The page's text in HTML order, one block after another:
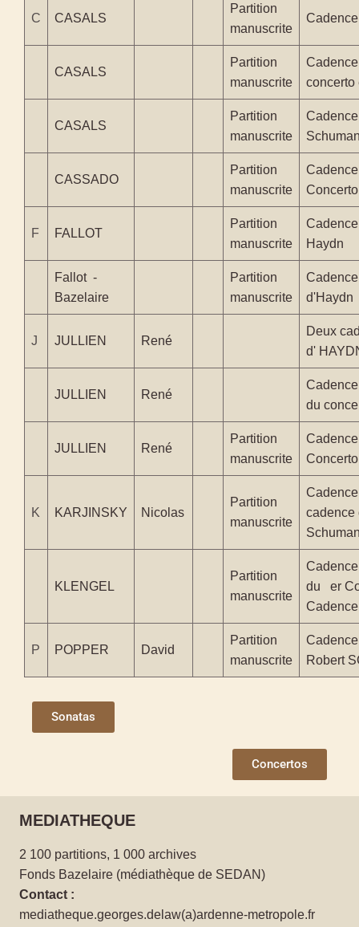
C CASALS
Partition
manuscrite
CASALS
Partition
manuscrite
concerto
CASALS
Partition
manuscrite
CASSADO
Partition
manuscrite
F FALLOT
Partition
manuscrite
Haydn
Fallot -
Bazelaire
Partition
manuscrite
d'Haydn
J JULLIEN René
Deux
d'
JULLIEN René
du
JULLIEN René
Partition
manuscrite
K KARJINSKY Nicolas
Partition
manuscrite
cadence
KLENGEL
Partition
manuscrite
du er
P POPPER David
Partition
manuscrite
Robert
Sonatas
Concertos
MEDIATHEQUE
2 100 partitions, 1 000 archives
Fonds Bazelaire (médiathèque de SEDAN)
Contact :
mediatheque.georges.delaw(a)ardenne-metropole.fr